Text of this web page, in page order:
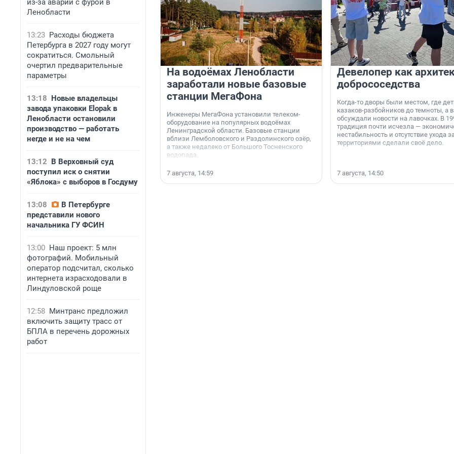
из-за аварии с фурой в
Ленобласти
13:23 Расходы бюджета
Петербурга в 2027 году могут
сократиться. Смольный
очертил предварительные
параметры
13:18 Новые владельцы
завода упаковки Elopak в
Ленобласти остановили
производство — работать
негде и не на чем
13:12 В Верховный суд
поступил иск о снятии
«Яблока» с выборов в Госдуму
13:08
В Петербурге
представили нового
начальника ГУ ФСИН
13:00 Наш проект: 5 млн
фотографий. Мобильный
оператор подсчитал, сколько
интернета израсходовали в
Линдуловской роще
12:58 Минтранс предложил
включить защиту трасс от
БПЛА в перечень дорожных
работ
На водоёмах Ленобласти
заработали новые базовые
станции МегаФона
Инженеры МегаФона установили телеком-
оборудование на популярных водоёмах
Ленинградской области. Базовые станции
вблизи Лемболовского и Раздолинского озёр,
а также недалеко от Большого Тосненского
водопада.
7 августа, 14:59
Девелопер как
добрососедства
Когда-то дворы были местом, где
казаков-разбойников до темноты, а
обсуждали новости на лавочках. В
традиция почти исчезла —
нестабильность и отсутствие ухода
территориями сделали своё дело.
7 августа, 14:50